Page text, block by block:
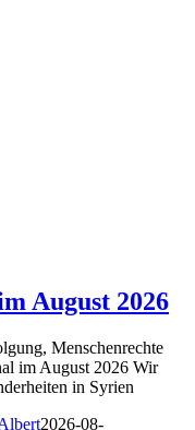
August 2026
Menschenrechte
im August 2026 Wir
in Syrien
2026-08-